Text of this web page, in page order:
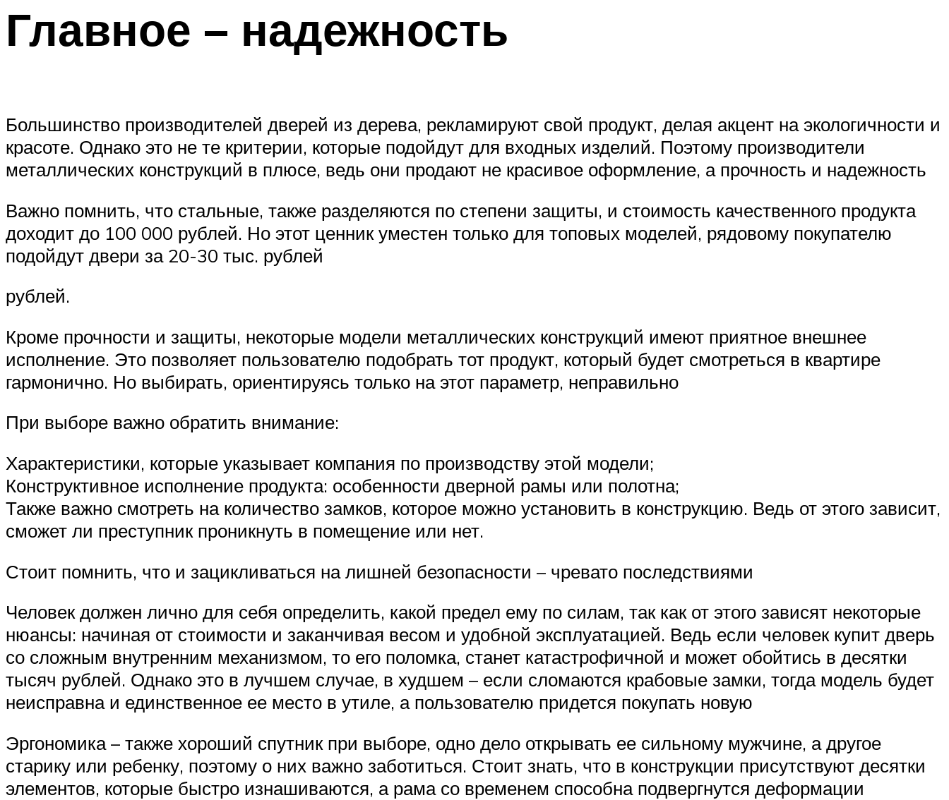
Главное – надежность
Большинство производителей дверей из дерева, рекламируют свой продукт, делая акцент на экологичности и
красоте. Однако это не те критерии, которые подойдут для входных изделий. Поэтому производители
металлических конструкций в плюсе, ведь они продают не красивое оформление, а прочность и надежность
Важно помнить, что стальные, также разделяются по степени защиты, и стоимость качественного продукта
доходит до 100 000 рублей. Но этот ценник уместен только для топовых моделей, рядовому покупателю
подойдут двери за 20-30 тыс. рублей
рублей.
Кроме прочности и защиты, некоторые модели металлических конструкций имеют приятное внешнее
исполнение. Это позволяет пользователю подобрать тот продукт, который будет смотреться в квартире
гармонично. Но выбирать, ориентируясь только на этот параметр, неправильно
При выборе важно обратить внимание:
Характеристики, которые указывает компания по производству этой модели;
Конструктивное исполнение продукта: особенности дверной рамы или полотна;
Также важно смотреть на количество замков, которое можно установить в конструкцию. Ведь от этого зависит,
сможет ли преступник проникнуть в помещение или нет.
Стоит помнить, что и зацикливаться на лишней безопасности – чревато последствиями
Человек должен лично для себя определить, какой предел ему по силам, так как от этого зависят некоторые
нюансы: начиная от стоимости и заканчивая весом и удобной эксплуатацией. Ведь если человек купит дверь
со сложным внутренним механизмом, то его поломка, станет катастрофичной и может обойтись в десятки
тысяч рублей. Однако это в лучшем случае, в худшем – если сломаются крабовые замки, тогда модель будет
неисправна и единственное ее место в утиле, а пользователю придется покупать новую
Эргономика – также хороший спутник при выборе, одно дело открывать ее сильному мужчине, а другое
старику или ребенку, поэтому о них важно заботиться. Стоит знать, что в конструкции присутствуют десятки
элементов, которые быстро изнашиваются, а рама со временем способна подвергнутся деформации